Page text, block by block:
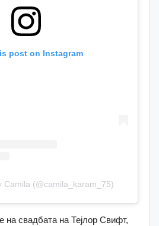
post on Instagram
Camila (@camila_karam_75)
на свадбата на Тејлор Свифт,